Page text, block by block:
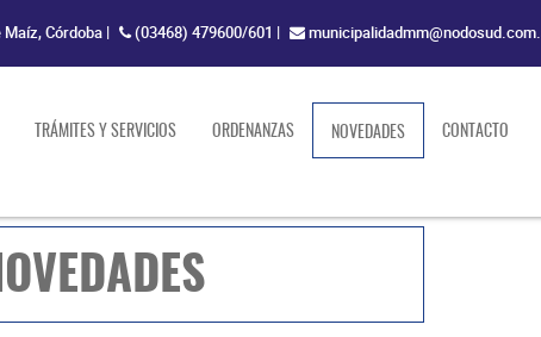
Córdoba | (03468) 479600/601 |
TRÁMITES Y SERVICIOS ORDENANZAS NOVEDADES(current)CONTACTO